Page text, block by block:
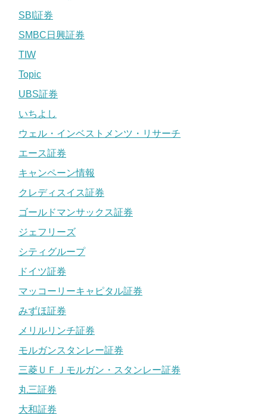
SBI証券
SMBC日興証券
TIW
Topic
UBS証券
いちよし
ウェル・インベストメンツ・リサーチ
エース証券
キャンペーン情報
クレディスイス証券
ゴールドマンサックス証券
ジェフリーズ
シティグループ
ドイツ証券
マッコーリーキャピタル証券
みずほ証券
メリルリンチ証券
モルガンスタンレー証券
三菱ＵＦＪモルガン・スタンレー証券
丸三証券
大和証券